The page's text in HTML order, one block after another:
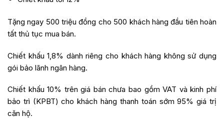
Tặng ngay 500 triệu đồng cho 500 khách hàng đầu tiên hoàn
tất thủ tục mua bán.
Chiết khấu 1,8% dành riêng cho khách hàng không sử dụng
gói bảo lãnh ngân hàng.
Chiết khấu 10% trên giá bán chưa bao gồm VAT và kinh phí
bảo trì (KPBT) cho khách hàng thanh toán sớm 95% giá trị
căn hộ.